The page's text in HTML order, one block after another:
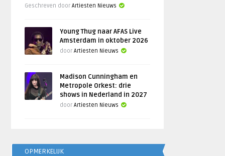
Geschreven doorArtiesten Nieuws
Young Thug naar AFAS Live
Amsterdam in oktober 2026
doorArtiesten Nieuws
Madison Cunningham en
Metropole Orkest: drie
shows in Nederland in 2027
doorArtiesten Nieuws
OPMERKELIJK